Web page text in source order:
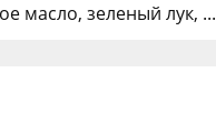
масло, зеленый лук, ...